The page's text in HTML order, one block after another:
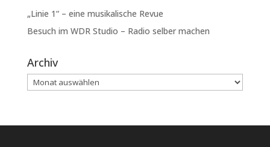
„Linie 1“ – eine musikalische Revue
Besuch im WDR Studio – Radio selber machen
Archiv